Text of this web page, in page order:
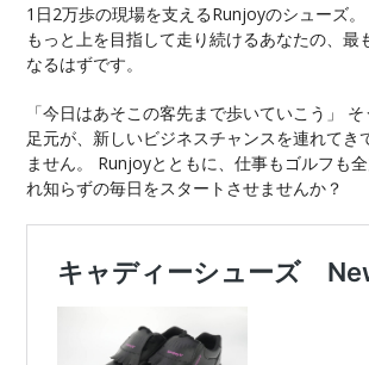
1日2万歩の現場を支えるRunjoyのシューズ
もっと上を目指して走り続けるあなたの、最
なるはずです。
「今日はあそこの客先まで歩いていこう」
足元が、新しいビジネスチャンスを連れてき
ません。 Runjoyとともに、仕事もゴルフも
れ知らずの毎日をスタートさせませんか？